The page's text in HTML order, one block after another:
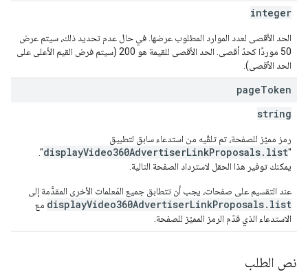
integer
الحد الأقصى لعدد الموارد المطلوب عرضها. في حال عدم تحديد ذلك، سيتم عرض
50 موردًا كحدّ أقصى. الحد الأقصى للقيمة هو 200 (سيتم فرض القيم الأعلى على
الحد الأقصى).
pageToken
string
رمز مميّز للصفحة، تم تلقّيه من استدعاء سابق لتطبيق
"
displayVideo360AdvertiserLinkProposals.list
".
يمكنك توفير هذا الحقل لاسترداد الصفحة التالية.
عند التقسيم على صفحات، يجب أن تتطابق جميع المَعلمات الأخرى المقدَّمة إلى
displayVideo360AdvertiserLinkProposals.list مع
الاستدعاء الذي قدّم الرمز المميّز للصفحة.
نص الطلب